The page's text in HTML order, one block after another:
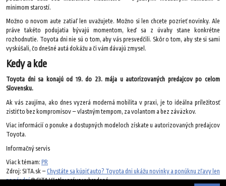
minimom starostí.
Možno o novom aute zatiaľ len uvažujete. Možno si len chcete pozrieť novinky. Ale
práve takéto podujatia bývajú momentom, keď sa z úvahy stane konkrétne
rozhodnutie. Toyota dni nie sú o tom, aby vás presvedčili. Skôr o tom, aby ste si sami
vyskúšali, čo dnešné autá dokážu a či vám dávajú zmysel.
Kedy a kde
Toyota dni sa konajú od 19. do 23. mája u autorizovaných predajcov po celom
Slovensku.
Ak vás zaujíma, ako dnes vyzerá moderná mobilita v praxi, je to ideálna príležitosť
zistiť to bez kompromisov – vlastným tempom, za volantom a bez záväzkov.
Viac informácií o ponuke a dostupných modeloch získate u autorizovaných predajcov
Toyota.
Informačný servis
Viac k témam: PR
Zdroj: SITA.sk –Chystáte sa kúpiť auto? Toyota dni ukážu novinky a ponúknu zľavy len
na pár dní© SITA Všetky práva vyhradené.